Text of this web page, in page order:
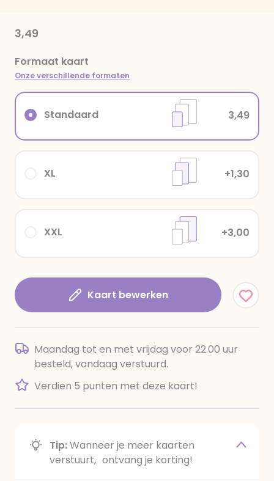
3,49
Formaat kaart
Onze verschillende formaten
XXL +3,00
XL +1,30
Standaard 3,49
Kaart bewerken
Maandag tot en met vrijdag voor 22.00 uur
besteld, vandaag verstuurd.
Verdien 5 punten met deze kaart!
Tip:Wanneer je meer kaarten
verstuurt, ontvang je korting!